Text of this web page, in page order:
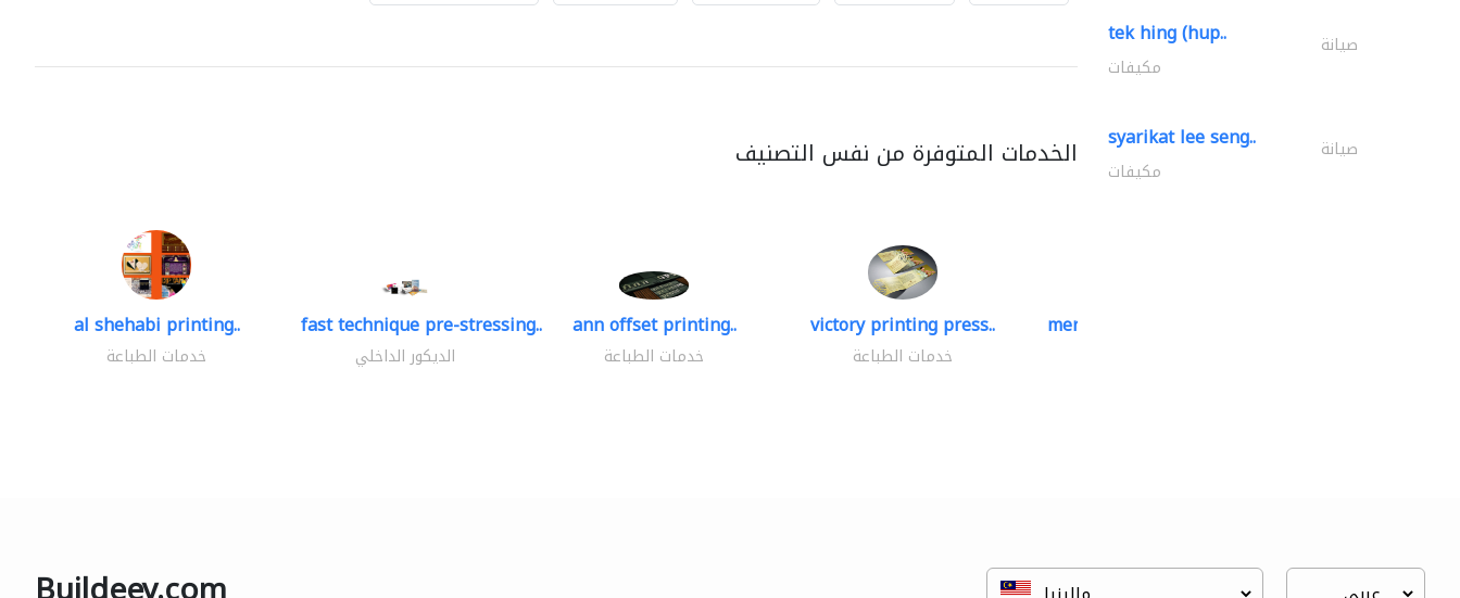
الخدمات المتوفرة من نفس التصنيف
al shehabi printing..
خدمات الطباعة
fast technique pre-stressing..
الديكور الداخلي
ann offset printing..
خدمات الطباعة
victory printing press..
خدمات الطباعة
mermaid digital printing..
tek hing (hup.. صيانة
مكيفات
syarikat lee seng.. صيانة
مكيفات